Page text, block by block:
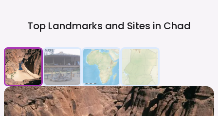
Top Landmarks and Sites in Chad